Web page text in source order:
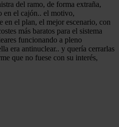
del ramo, de forma extraña,
en el cajón.. el motivo,
en el plan, el mejor escenario, con
más baratos para el sistema
funcionando a pleno
era antinuclear.. y quería cerrarlas
que no fuese con su interés,